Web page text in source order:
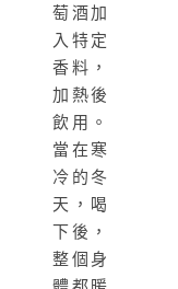
萄酒加
入特定
香料，
加熱後
飲用。
當在寒
冷的冬
天，喝
下後，
整個身